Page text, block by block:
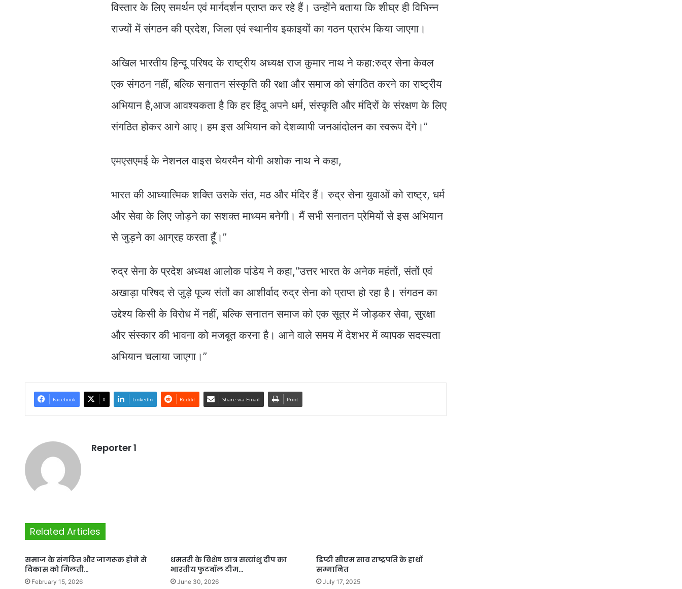
विस्तार के लिए समर्थन एवं मार्गदर्शन प्राप्त कर रहे हैं। उन्होंने बताया कि शीघ्र ही विभिन्न
राज्यों में संगठन की प्रदेश, जिला एवं स्थानीय इकाइयों का गठन प्रारंभ किया जाएगा।
अखिल भारतीय हिन्दू परिषद के राष्ट्रीय अध्यक्ष राज कुमार नाथ ने कहा:रुद्र सेना केवल
एक संगठन नहीं, बल्कि सनातन संस्कृति की रक्षा और समाज को संगठित करने का राष्ट्रीय
अभियान है,आज आवश्यकता है कि हर हिंदू अपने धर्म, संस्कृति और मंदिरों के संरक्षण के लिए
संगठित होकर आगे आए। हम इस अभियान को देशव्यापी जनआंदोलन का स्वरूप देंगे।”
एमएसएमई के नेशनल वाइस चेयरमैन योगी अशोक नाथ ने कहा,
भारत की आध्यात्मिक शक्ति उसके संत, मठ और मंदिर हैं। रुद्र सेना युवाओं को राष्ट्र, धर्म
और सेवा के लिए जोड़ने का सशक्त माध्यम बनेगी। मैं सभी सनातन प्रेमियों से इस अभियान
से जुड़ने का आग्रह करता हूँ।”
रुद्र सेना के प्रदेश अध्यक्ष आलोक पांडेय ने कहा,“उत्तर भारत के अनेक महंतों, संतों एवं
अखाड़ा परिषद से जुड़े पूज्य संतों का आशीर्वाद रुद्र सेना को प्राप्त हो रहा है। संगठन का
उद्देश्य किसी के विरोध में नहीं, बल्कि सनातन समाज को एक सूत्र में जोड़कर सेवा, सुरक्षा
और संस्कार की भावना को मजबूत करना है। आने वाले समय में देशभर में व्यापक सदस्यता
अभियान चलाया जाएगा।”
Facebook X LinkedIn Reddit Share via Email Print
Reporter 1
Related Articles
समाज के संगठित और जागरूक होने से
विकास को मिलती…
February 15, 2026
धमतरी के विशेष छात्र सत्यांशु दीप का
भारतीय फुटबॉल टीम…
June 30, 2026
डिप्टी सीएम साव राष्ट्रपति के हाथों
सम्मानित
July 17, 2025